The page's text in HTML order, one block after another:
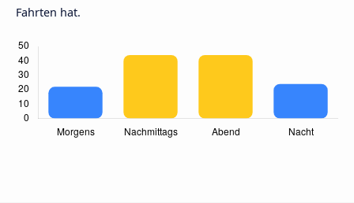
Fahrten hat.